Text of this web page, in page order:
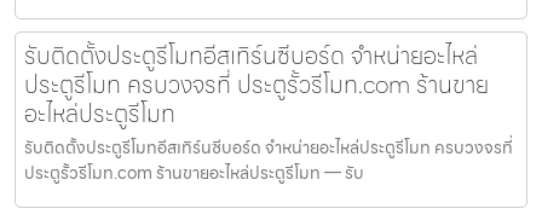
รับติดตั้งประตูรีโมทอีสเทิร์นซีบอร์ด จำหน่ายอะไหล่
ประตูรีโมท ครบวงจรที่ ประตูรั้วรีโมท.com ร้านขาย
อะไหล่ประตูรีโมท
รับติดตั้งประตูรีโมทอีสเทิร์นซีบอร์ด จำหน่ายอะไหล่ประตูรีโมท ครบวงจรที่
ประตูรั้วรีโมท.com ร้านขายอะไหล่ประตูรีโมท — รับ